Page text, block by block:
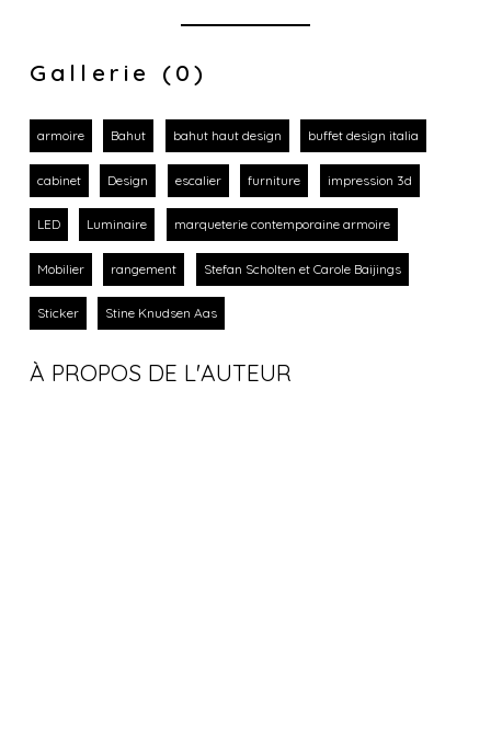
Gallerie (0)
armoire Bahut bahut haut design buffet design italia
cabinet Design escalier furniture impression 3d
LED Luminaire marqueterie contemporaine armoire
Mobilier rangement Stefan Scholten et Carole Baijings
Sticker Stine Knudsen Aas
À PROPOS DE L'AUTEUR